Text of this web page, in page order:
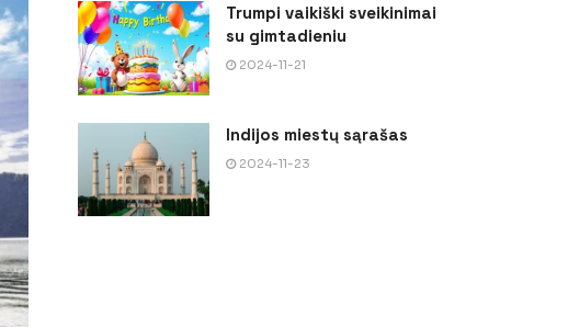
Trumpi vaikiški sveikinimai
su gimtadieniu
2024-11-21
Indijos miestų sąrašas
2024-11-23